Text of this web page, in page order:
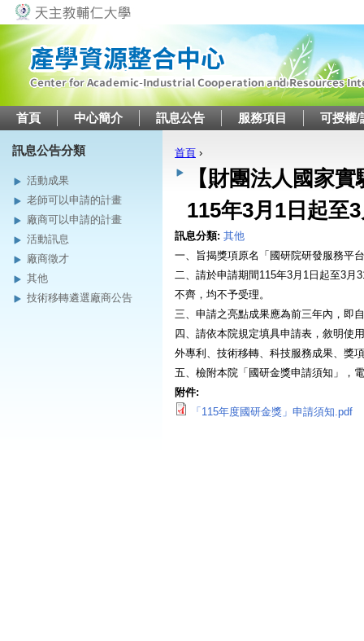
首頁 中心簡介 訊息公告 服務項目 可授權/
訊息公告分類
活動成果
老師可以申請的計畫
廠商可以申請的計畫
活動訊息
廠商徵才
其他
技術移轉遴選廠商公告
您在這裡
首頁 ›
【財團法人國家
115年3月1日起至
訊息分類: 其他
一、旨揭獎項原名「國研院研發服務平
二、請於申請期間115年3月1日起至3月
不齊，均不予受理。
三、申請之亮點成果應為前三年內，即
四、請依本院規定填具申請表，敘明使
外專利、技術移轉、科技服務成果、獎
五、檢附本院「國研金獎申請須知」，
附件:
「115年度國研金獎」申請須知.pdf